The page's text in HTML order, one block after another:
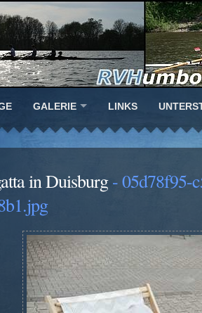
GALERIE LINKS
in Duisburg- 05d78f95-